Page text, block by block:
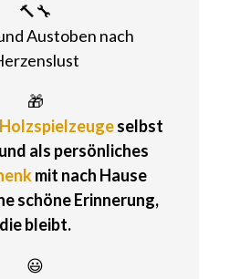
🔨🔧
Austoben nach
🎁
Holzspielzeugeselbst
als persönliches
mit nach Hause
schöne Erinnerung,
die bleibt.
😃